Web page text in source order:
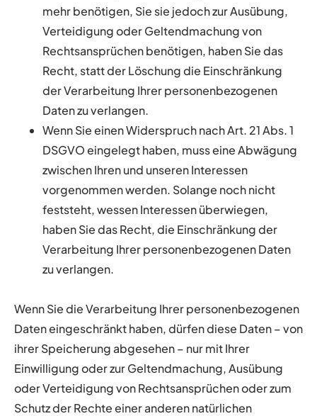
mehr benötigen, Sie sie jedoch zur Ausübung,
Verteidigung oder Geltendmachung von
Rechtsansprüchen benötigen, haben Sie das
Recht, statt der Löschung die Einschränkung
der Verarbeitung Ihrer personenbezogenen
Daten zu verlangen.
Wenn Sie einen Widerspruch nach Art. 21 Abs. 1
DSGVO eingelegt haben, muss eine Abwägung
zwischen Ihren und unseren Interessen
vorgenommen werden. Solange noch nicht
feststeht, wessen Interessen überwiegen,
haben Sie das Recht, die Einschränkung der
Verarbeitung Ihrer personenbezogenen Daten
zu verlangen.
Wenn Sie die Verarbeitung Ihrer personenbezogenen
Daten eingeschränkt haben, dürfen diese Daten – von
ihrer Speicherung abgesehen – nur mit Ihrer
Einwilligung oder zur Geltendmachung, Ausübung
oder Verteidigung von Rechtsansprüchen oder zum
Schutz der Rechte einer anderen natürlichen